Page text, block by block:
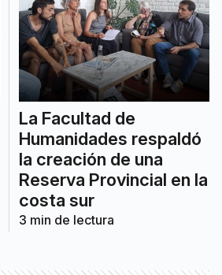
La Facultad de
Humanidades respaldó
la creación de una
Reserva Provincial en la
costa sur
3 min de lectura